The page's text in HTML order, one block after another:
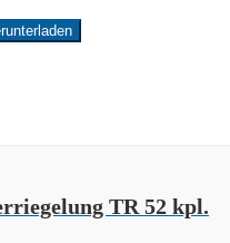
TR 52 kpl.